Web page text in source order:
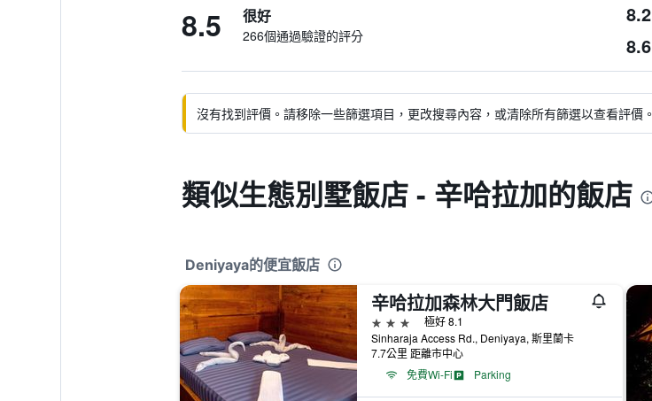
8.5 很好
266個通過驗證的評分
8.2
8.6
沒有找到評價。請移除一些篩選項目，更改搜尋內容，或清除所有篩選以查看評價。
類似生態別墅飯店 - 辛哈拉加的飯店
Deniyaya的便宜飯店
辛哈拉加森林大門飯店
3星級
極好 8.1
Sinharaja Access Rd., Deniyaya, 斯里蘭卡
7.7公里 距離市中心
免費Wi-Fi
Parking